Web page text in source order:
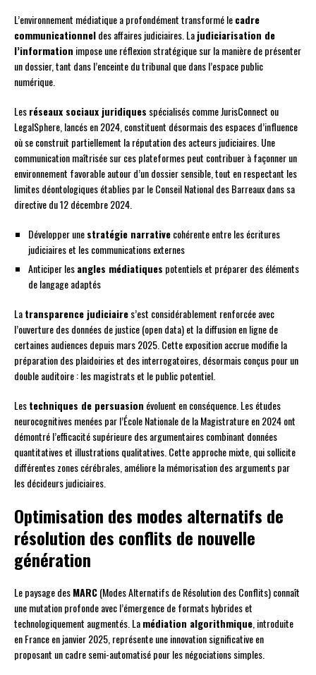
L’environnement médiatique a profondément transformé lecadre
communicationneldes affaires judiciaires. Lajudiciarisation de
l’information impose une réflexion stratégique sur la manière de présenter
un dossier, tant dans l’enceinte du tribunal que dans l’espace public
numérique.
Lesréseaux sociaux juridiques spécialisés comme JurisConnect ou
LegalSphere, lancés en 2024, constituent désormais des espaces d’influence
où se construit partiellement la réputation des acteurs judiciaires. Une
communication maîtrisée sur ces plateformes peut contribuer à façonner un
environnement favorable autour d’un dossier sensible, tout en respectant les
limites déontologiques établies par le Conseil National des Barreaux dans sa
directive du 12 décembre 2024.
Développer unestratégie narrativecohérente entre les écritures
judiciaires et les communications externes
Anticiper lesangles médiatiques potentiels et préparer des éléments
de langage adaptés
Latransparence judiciaires’est considérablement renforcée avec
l’ouverture des données de justice (open data) et la diffusion en ligne de
certaines audiences depuis mars 2025. Cette exposition accrue modifie la
préparation des plaidoiries et des interrogatoires, désormais conçus pour un
double auditoire : les magistrats et le public potentiel.
Lestechniques de persuasion évoluent en conséquence. Les études
neurocognitives menées par l’École Nationale de la Magistrature en 2024 ont
démontré l’efficacité supérieure des argumentaires combinant données
quantitatives et illustrations qualitatives. Cette approche mixte, qui sollicite
différentes zones cérébrales, améliore la mémorisation des arguments par
les décideurs judiciaires.
Optimisation des modes alternatifs de
résolution des conflits de nouvelle
génération
Le paysage desMARC(Modes Alternatifs de Résolution des Conflits) connaît
une mutation profonde avec l’émergence de formats hybrides et
technologiquement augmentés. Lamédiation algorithmique , introduite
en France en janvier 2025, représente une innovation significative en
proposant un cadre semi-automatisé pour les négociations simples.